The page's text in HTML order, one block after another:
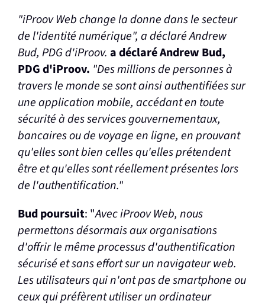
"iProov Web change la donne dans le secteur
de l'identité numérique", a déclaré Andrew
Bud, PDG d'iProov. a déclaré Andrew Bud,
PDG d'iProov. "Des millions de personnes à
travers le monde se sont ainsi authentifiées sur
une application mobile, accédant en toute
sécurité à des services gouvernementaux,
bancaires ou de voyage en ligne, en prouvant
qu'elles sont bien celles qu'elles prétendent
être et qu'elles sont réellement présentes lors
de l'authentification."
Bud poursuit: "Avec iProov Web, nous
permettons désormais aux organisations
d'offrir le même processus d'authentification
sécurisé et sans effort sur un navigateur web.
Les utilisateurs qui n'ont pas de smartphone ou
ceux qui préfèrent utiliser un ordinateur